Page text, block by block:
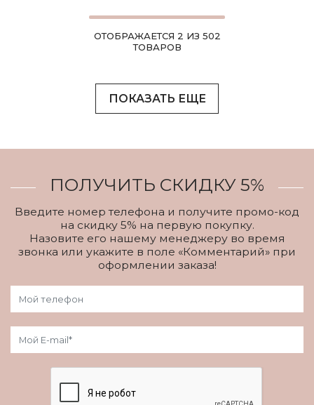
ОТОБРАЖАЕТСЯ 2 ИЗ 502
ТОВАРОВ
ПОКАЗАТЬ ЕЩЕ
ПОЛУЧИТЬ СКИДКУ 5%
Введите номер телефона и получите промо-код
на скидку 5% на первую покупку.
Назовите его нашему менеджеру во время
звонка или укажите в поле «Комментарий» при
оформлении заказа!